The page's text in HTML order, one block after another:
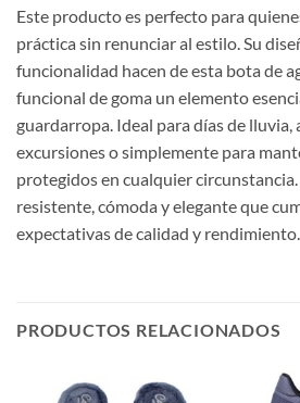
Este producto es perfecto para
práctica sin renunciar al estilo. Su
funcionalidad hacen de esta bota de
funcional de goma un elemento
guardarropa. Ideal para días de lluvia,
excursiones o simplemente para
protegidos en cualquier
resistente, cómoda y elegante que
expectativas de calidad y rendimiento.
PRODUCTOS RELACIONADOS